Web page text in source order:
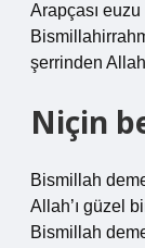
Arapçası
şerrinden
Niçin
Bismillah
Allah’ı güzel
Bismillah